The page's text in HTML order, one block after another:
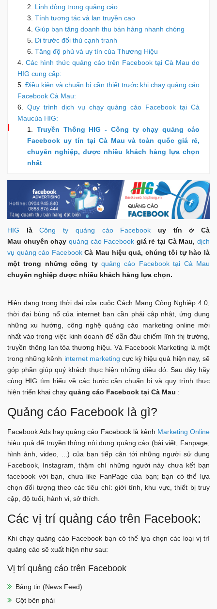
Linh động trong quảng cáo
Tính tương tác và lan truyền cao
Giúp bạn tăng doanh thu bán hàng nhanh chóng
Đi trước đối thủ cạnh tranh
Tăng độ phủ và uy tín của Thương Hiệu
Các hình thức quảng cáo trên Facebook tại Cà Mau do
HIG cung cấp:
Điều kiện và chuẩn bị cần thiết trước khi chạy quảng cáo
Facebook Cà Mau:
Quy trình dịch vụ chạy quảng cáo Facebook tại Cà
Maucủa HIG:
Truyền Thông HIG - Công ty chạy quảng cáo
Facebook uy tín tại Cà Mau và toàn quốc giá rẻ,
chuyên nghiệp, được nhiều khách hàng lựa chọn
nhất
HIG làCông ty quảng cáo Facebook uy tín ở Cà
Mau chuyên chạy quảng cáo Facebook giá rẻ tại Cà Mau,dịch
vụ quảng cáo FacebookCà Mau hiệu quả, chúng tôi tự hào là
một trong những công ty quảng cáo Facebook tại Cà Mau
chuyên nghiệp được nhiều khách hàng lựa chọn.
Hiện đang trong thời đại của cuộc Cách Mạng Công Nghiệp 4.0,
thời đại bùng nổ của internet bạn cần phải cập nhật, ứng dụng
những xu hướng, công nghệ quảng cáo marketing online mới
nhất vào trong việc kinh doanh để dẫn đầu chiếm lĩnh thị trường,
truyền thông lan tỏa thương hiệu. Và Facebook Marketing là một
trong những kênh internet marketing cực kỳ hiệu quả hiện nay, sẽ
góp phần giúp quý khách thực hiện những điều đó. Sau đây hãy
cùng HIG tìm hiểu về các bước cần chuẩn bị và quy trình thực
hiện triển khai chạy quảng cáo Facebook tại Cà Mau :
Quảng cáo Facebook là gì?
Facebook Ads hay quảng cáo Facebook là kênh Marketing Online
hiệu quả để truyền thông nội dung quảng cáo (bài viết, Fanpage,
hình ảnh, video, ...) của bạn tiếp cận tới những người sử dụng
Facebook, Instagram, thậm chí những người này chưa kết bạn
facebook với bạn, chưa like FanPage của bạn; bạn có thể lựa
chọn đối tượng theo các tiêu chí: giới tính, khu vực, thiết bị truy
cập, độ tuổi, hành vi, sở thích.
Các vị trí quảng cáo trên Facebook:
Khi chạy quảng cáo Facebook bạn có thể lựa chọn các loại vị trí
quảng cáo sẽ xuất hiện như sau:
Vị trí quảng cáo trên Facebook
Bảng tin (News Feed)
Cột bên phải